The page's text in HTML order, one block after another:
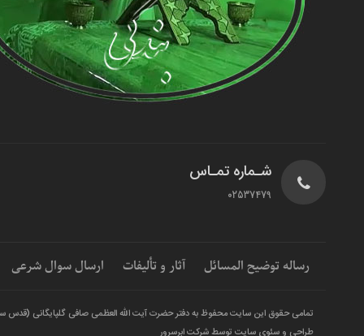
شـماره تمـاس
02537479
رساله توضیح المسائل آثار و تألیفات ارسال سوال شرعی
تمامی حقوق این سایت محفوظ به دفتر حضرت آیت الله العظمی صافی گلپایگانی (قدس
طراحی و سئوی سایت توسط شرکت ابرسرور